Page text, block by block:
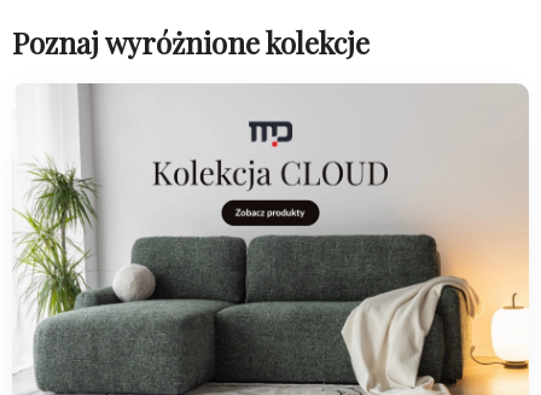
Poznaj wyróżnione kolekcje